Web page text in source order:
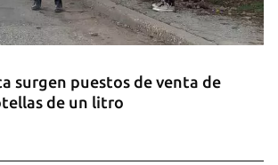
surgen puestos de venta de
de un litro